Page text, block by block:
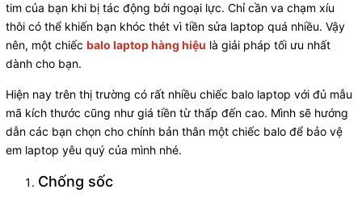
tim của bạn khi bị tác động bởi ngoại lực. Chỉ cần va chạm xíu
thôi có thể khiến bạn khóc thét vì tiền sửa laptop quá nhiều. Vậy
nên, một chiếc balo laptop hàng hiệu là giải pháp tối ưu nhất
dành cho bạn.
Hiện nay trên thị trường có rất nhiều chiếc balo laptop với đủ mẫu
mã kích thước cũng như giá tiền từ thấp đến cao. Mình sẽ hướng
dẫn các bạn chọn cho chính bản thân một chiếc balo để bảo vệ
em laptop yêu quý của mình nhé.
Chống sốc